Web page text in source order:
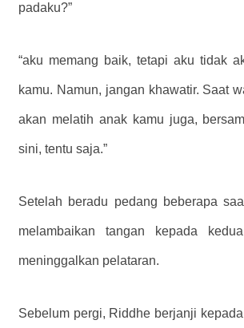
padaku?”
“aku memang baik, tetapi aku tidak
kamu. Namun, jangan khawatir. Saat
akan melatih anak kamu juga,
sini, tentu saja.”
Setelah beradu pedang beberapa
melambaikan tangan kepada
meninggalkan pelataran.
Sebelum pergi, Riddhe berjanji